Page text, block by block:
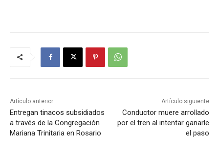
Artículo anterior
Entregan tinacos subsidiados
a través de la Congregación
Mariana Trinitaria en Rosario
Artículo siguiente
Conductor muere arrollado
por el tren al intentar ganarle
el paso